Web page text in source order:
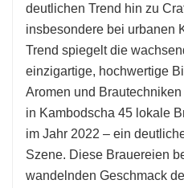
deutlichen Trend hin zu
insbesondere bei urbanen
Trend spiegelt die
einzigartige, hochwertige
Aromen und
in Kambodscha 45 lokale
im Jahr 2022 – ein
Szene. Diese Brauereien
wandelnden Geschmack